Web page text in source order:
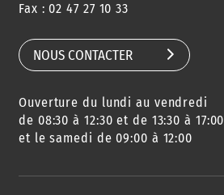
Fax : 02 47 27 10 33
NOUS CONTACTER
Ouverture du lundi au vendredi
de 08:30 à 12:30 et de 13:30 à 17:00
et le samedi de 09:00 à 12:00